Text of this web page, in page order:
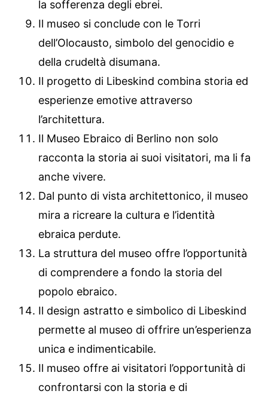
la sofferenza degli ebrei.
Il museo si conclude con le Torri
dell’Olocausto, simbolo del genocidio e
della crudeltà disumana.
Il progetto di Libeskind combina storia ed
esperienze emotive attraverso
l’architettura.
Il Museo Ebraico di Berlino non solo
racconta la storia ai suoi visitatori, ma li fa
anche vivere.
Dal punto di vista architettonico, il museo
mira a ricreare la cultura e l’identità
ebraica perdute.
La struttura del museo offre l’opportunità
di comprendere a fondo la storia del
popolo ebraico.
Il design astratto e simbolico di Libeskind
permette al museo di offrire un’esperienza
unica e indimenticabile.
Il museo offre ai visitatori l’opportunità di
confrontarsi con la storia e di